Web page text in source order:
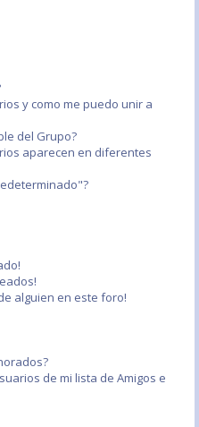
y como me puedo unir a
del Grupo?
aparecen en diferentes
alguien en este foro!
de mi lista de Amigos e